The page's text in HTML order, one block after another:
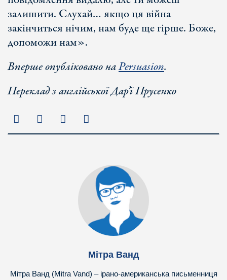
залишити. Слухай… якщо ця війна
закінчиться нічим, нам буде ще гірше. Боже,
допоможи нам».
Вперше опубліковано наPersuasion.
Переклад з англійської Дар’ї Прусенко
Мітра Ванд
Мітра Ванд (Mitra Vand) – ірано-американська письменниця